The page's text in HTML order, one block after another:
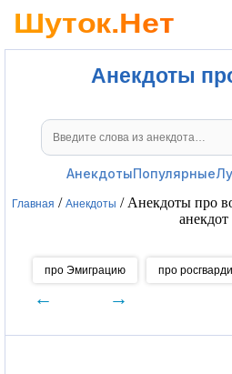
Анекдоты
АнекдотыПопулярные
Главная / Анекдоты / Анекдоты про
анекдот
про Эмиграцию про
← →